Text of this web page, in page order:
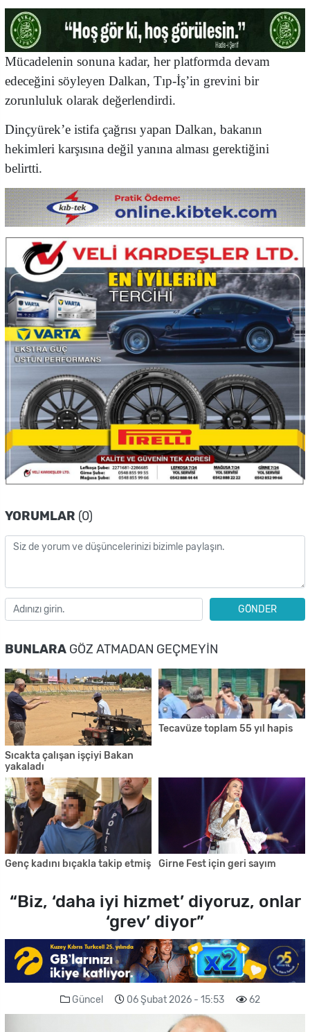
Mücadelenin sonuna kadar, her platformda devam
edeceğini söyleyen Dalkan, Tıp-İş’in grevini bir
zorunluluk olarak değerlendirdi.
Dinçyürek’e istifa çağrısı yapan Dalkan, bakanın
hekimleri karşısına değil yanına alması gerektiğini
belirtti.
YORUMLAR (0)
GÖNDER
BUNLARA GÖZ ATMADAN GEÇMEYIN
Sıcakta çalışan işçiyi Bakan
yakaladı
Tecavüze toplam 55 yıl hapis
Genç kadını bıçakla takip etmiş Girne Fest için geri sayım
“Biz, ‘daha iyi hizmet’ diyoruz, onlar
‘grev’ diyor”
Güncel 06 Şubat 2026 - 15:53 62